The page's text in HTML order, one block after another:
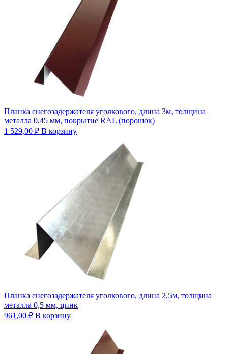
Планка снегозадержателя уголкового, длина 3м, толщина
металла 0,45 мм, покрытие RAL (порошок)
1 529,00 ₽ В корзину
Планка снегозадержателя уголкового, длина 2,5м, толщина
металла 0,5 мм, цинк
961,00 ₽ В корзину